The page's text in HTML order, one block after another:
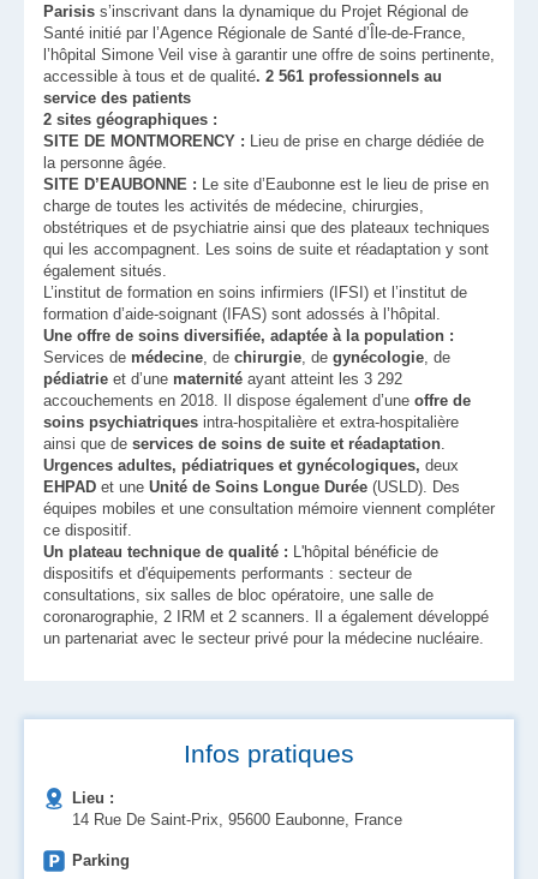
Parisis s’inscrivant dans la dynamique du Projet Régional de
Santé initié par l’Agence Régionale de Santé d’Île-de-France,
l’hôpital Simone Veil vise à garantir une offre de soins pertinente,
accessible à tous et de qualité. 2 561 professionnels au
service des patients
2 sites géographiques :
SITE DE MONTMORENCY : Lieu de prise en charge dédiée de
la personne âgée.
SITE D’EAUBONNE : Le site d’Eaubonne est le lieu de prise en
charge de toutes les activités de médecine, chirurgies,
obstétriques et de psychiatrie ainsi que des plateaux techniques
qui les accompagnent. Les soins de suite et réadaptation y sont
également situés.
L’institut de formation en soins infirmiers (IFSI) et l’institut de
formation d’aide-soignant (IFAS) sont adossés à l’hôpital.
Une offre de soins diversifiée, adaptée à la population :
Services de médecine, de chirurgie, de gynécologie, de
pédiatrie et d’une maternité ayant atteint les 3 292
accouchements en 2018. Il dispose également d’une offre de
soins psychiatriques intra-hospitalière et extra-hospitalière
ainsi que de services de soins de suite et réadaptation.
Urgences adultes, pédiatriques et gynécologiques, deux
EHPAD et une Unité de Soins Longue Durée (USLD). Des
équipes mobiles et une consultation mémoire viennent compléter
ce dispositif.
Un plateau technique de qualité : L'hôpital bénéficie de
dispositifs et d'équipements performants : secteur de
consultations, six salles de bloc opératoire, une salle de
coronarographie, 2 IRM et 2 scanners. Il a également développé
un partenariat avec le secteur privé pour la médecine nucléaire.
Infos pratiques
Lieu :
14 Rue De Saint-Prix, 95600 Eaubonne, France
Parking